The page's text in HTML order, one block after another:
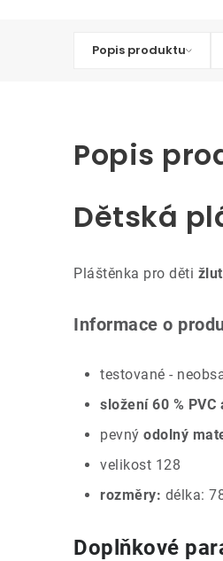
Popis produktu
Popis
Dětská
Pláštěnka pro děti
Informace o
testované -
složení 60 % PVC
pevný odolný
velikost 128
rozměry: délka:
Doplňkové